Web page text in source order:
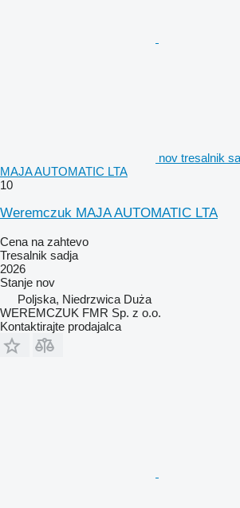
nov tresalnik
MAJA AUTOMATIC LTA
10
Weremczuk MAJA AUTOMATIC LTA
Cena na zahtevo
Tresalnik sadja
2026
Stanje nov
Poljska, Niedrzwica Duża
WEREMCZUK FMR Sp. z o.o.
Kontaktirajte prodajalca